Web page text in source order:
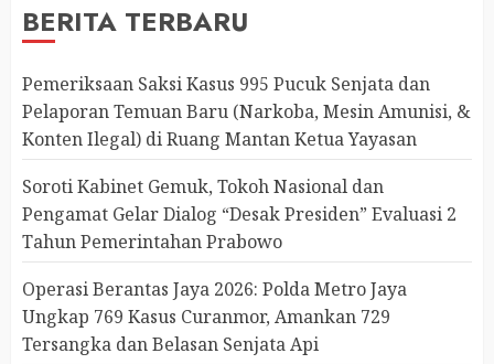
BERITA TERBARU
Pemeriksaan Saksi Kasus 995 Pucuk Senjata dan
Pelaporan Temuan Baru (Narkoba, Mesin Amunisi, &
Konten Ilegal) di Ruang Mantan Ketua Yayasan
Soroti Kabinet Gemuk, Tokoh Nasional dan
Pengamat Gelar Dialog “Desak Presiden” Evaluasi 2
Tahun Pemerintahan Prabowo
Operasi Berantas Jaya 2026: Polda Metro Jaya
Ungkap 769 Kasus Curanmor, Amankan 729
Tersangka dan Belasan Senjata Api